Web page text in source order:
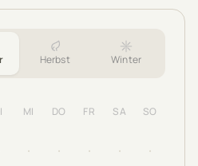
Herbst Winter
MI DO FR SA SO
· · · · ·